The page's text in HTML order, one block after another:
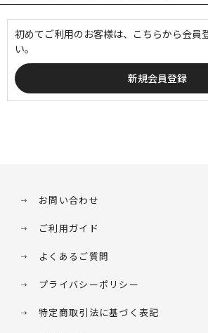
初めてご利用のお客様は、こちらから会員
い。
お問い合わせ
ご利用ガイド
よくあるご質問
プライバシーポリシー
特定商取引法に基づく表記